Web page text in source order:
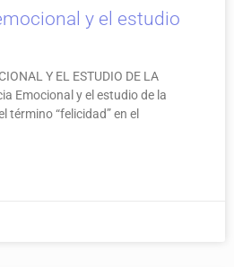
y el estudio
Y EL ESTUDIO DE LA
Emocional y el estudio de la
término “felicidad” en el